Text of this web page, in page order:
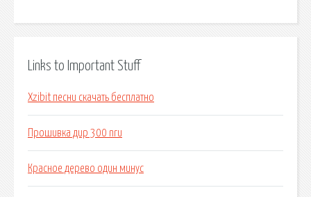
Links to Important Stuff
Xzibit песни скачать бесплатно
Прошивка дир 300 nru
Красное дерево один минус